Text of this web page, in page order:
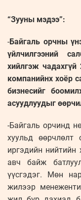
“Зууны мэдээ”:
-Байгаль орчны
үйлчилгээний
хийлгэж
компанийнх хоёр
бизнесийг
асуудлуудыг
-Байгаль орчинд
хуульд өөрчлөлт
иргэдийн
авч байж
үүсгэдэг. Мөн
жилээр